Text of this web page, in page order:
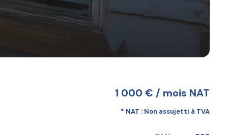
1 000 € / mois NAT
* NAT : Non assujetti à TVA